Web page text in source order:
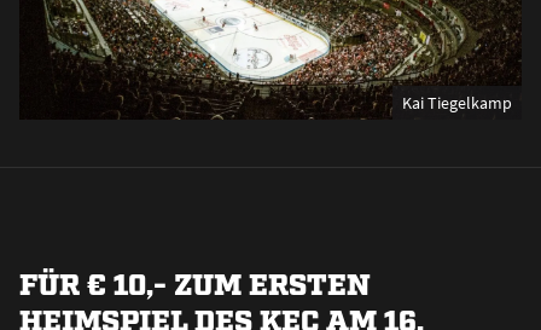
Kai Tiegelkamp
FÜR € 10,- ZUM ERSTEN
HEIMSPIEL DES KEC AM 16.